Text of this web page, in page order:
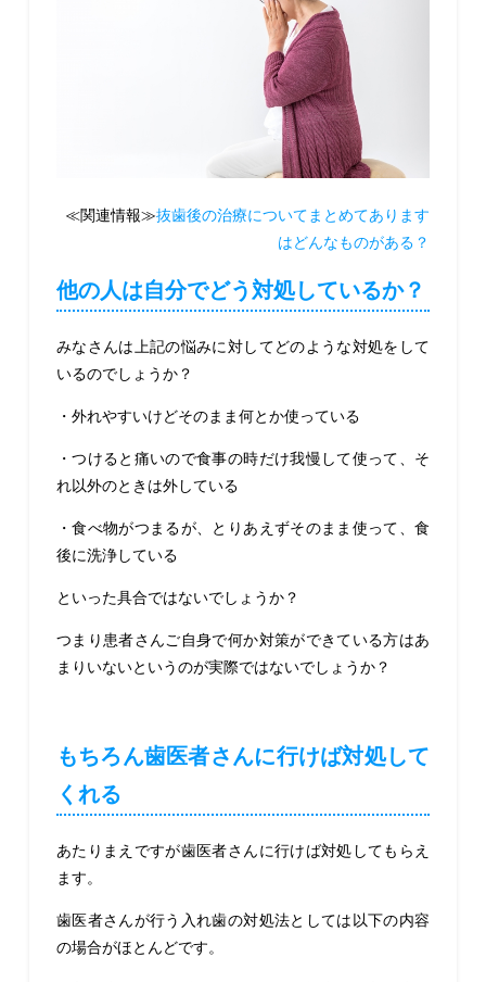
≪関連情報≫抜歯後の治療についてまとめてあります
はどんなものがある？
他の人は自分でどう対処しているか？
みなさんは上記の悩みに対してどのような対処をして
いるのでしょうか？
・外れやすいけどそのまま何とか使っている
・つけると痛いので食事の時だけ我慢して使って、そ
れ以外のときは外している
・食べ物がつまるが、とりあえずそのまま使って、食
後に洗浄している
といった具合ではないでしょうか？
つまり患者さんご自身で何か対策ができている方はあ
まりいないというのが実際ではないでしょうか？
もちろん歯医者さんに行けば対処して
くれる
あたりまえですが歯医者さんに行けば対処してもらえ
ます。
歯医者さんが行う入れ歯の対処法としては以下の内容
の場合がほとんどです。